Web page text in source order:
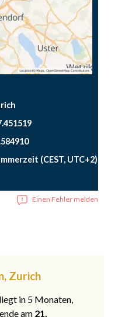
(CEST, UTC+2)
Einen Fehler melden
Zurich
in 5 Monaten,
am 21.